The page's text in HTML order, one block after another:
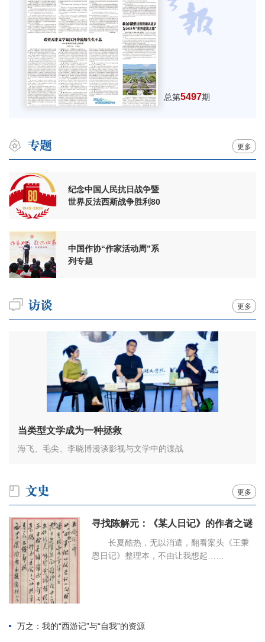
总第5497期
更多
纪念中国人民抗日战争暨
世界反法西斯战争胜利80
中国作协“作家活动周”系
列专题
更多
当类型文学成为一种拯救
海飞、毛尖、李晓博漫谈影视与文学中的谍战
更多
寻找陈解元：《某人日记》的作者之谜
长夏酷热，无以消遣，翻看案头《王秉
恩日记》整理本，不由让我想起……
万之：我的“西游记”与“自我”的资源